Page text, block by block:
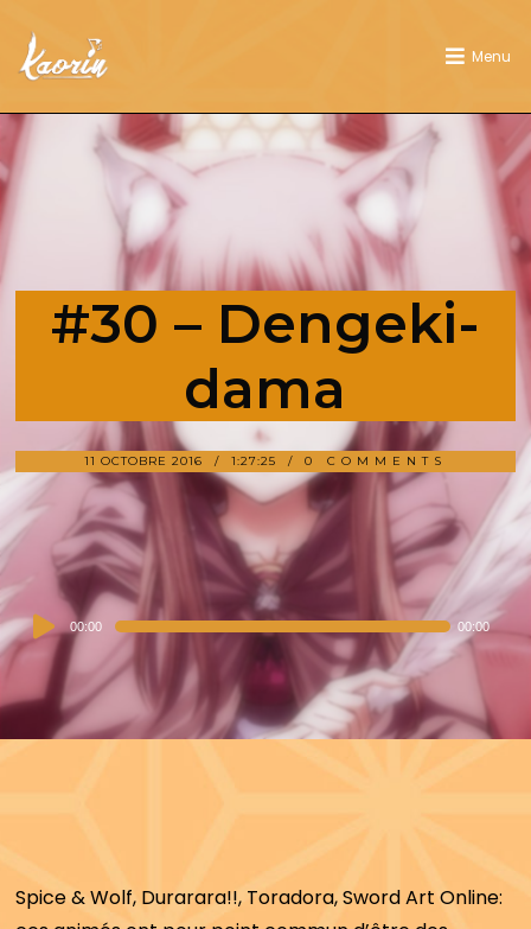
Menu
#30 – Dengeki-
dama
11 OCTOBRE 2016 1:27:25 0 COMMENTS
Audio
Player
00:00 00:00
Spice & Wolf, Durarara!!, Toradora, Sword Art Online: